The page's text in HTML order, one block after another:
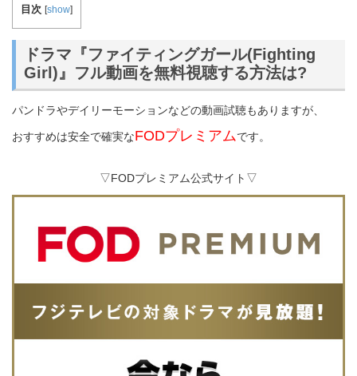
目次 [show]
ドラマ『ファイティングガール(Fighting
Girl)』フル動画を無料視聴する方法は?
パンドラやデイリーモーションなどの動画試聴もありますが、
おすすめは安全で確実なFODプレミアムです。
▽FODプレミアム公式サイト▽